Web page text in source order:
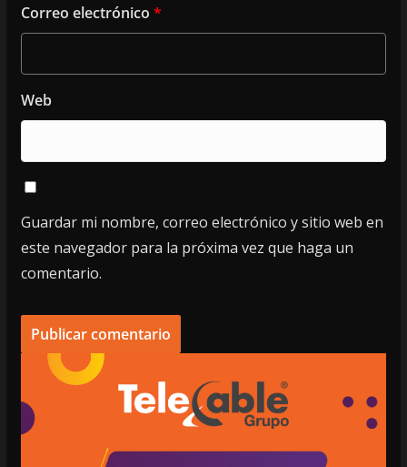
Correo electrónico *
Web
Guardar mi nombre, correo electrónico y sitio web en
este navegador para la próxima vez que haga un
comentario.